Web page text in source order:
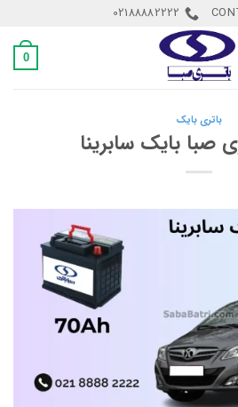
02188882222
0
باتری بایک
صبا بایک سابرینا